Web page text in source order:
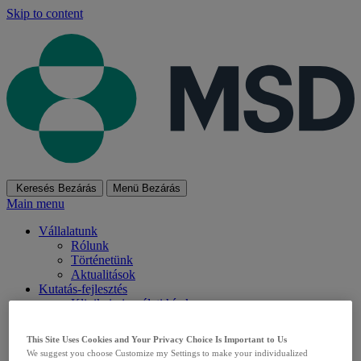
Skip to content
Keresés Bezárás Menü Bezárás
Main menu
Vállalatunk
Rólunk
Történetünk
Aktualitások
Kutatás-fejlesztés
Klinikai vizsgálati hírek
Pácienseknek
Orvosoknak
This Site Uses Cookies and Your Privacy Choice Is Important to Us
We suggest you choose Customize my Settings to make your individualized